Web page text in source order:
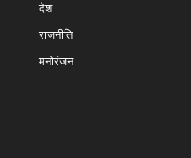
देश
राजनीति
मनोरंजन